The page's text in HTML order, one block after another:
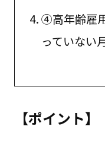
④高年齢雇
っていない
【ポイント】